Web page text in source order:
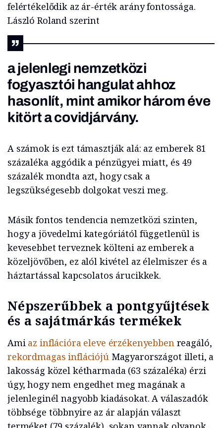
felértékelődik az ár-érték arány fontossága.
László Roland szerint
a jelenlegi nemzetközi
fogyasztói hangulat ahhoz
hasonlít, mint amikor három éve
kitört a covidjárvány.
A számok is ezt támasztják alá: az emberek 81
százaléka aggódik a pénzügyei miatt, és 49
százalék mondta azt, hogy csak a
legszükségesebb dolgokat veszi meg.
Másik fontos tendencia nemzetközi szinten,
hogy a jövedelmi kategóriától függetlenül is
kevesebbet terveznek költeni az emberek a
közeljövőben, ez alól kivétel az élelmiszer és a
háztartással kapcsolatos árucikkek.
Népszerűbbek a pontgyűjtések
és a sajátmárkás termékek
Ami az inflációra eleve érzékenyebbenreagáló,
rekordmagas inflációjúMagyarországot illeti, a
lakosság közel kétharmada (63 százaléka) érzi
úgy, hogy nem engedhet meg magának a
jelenleginél nagyobb kiadásokat. A válaszadók
többsége többnyire az ár alapján választ